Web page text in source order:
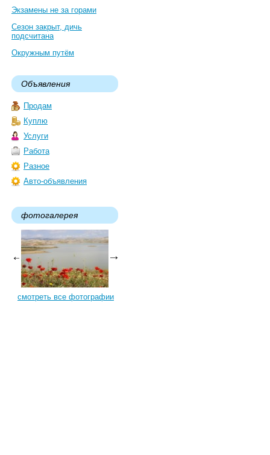
Экзамены не за горами
Сезон закрыт, дичь
подсчитана
Окружным путём
Объявления
Продам
Куплю
Услуги
Работа
Разное
Авто-объявления
фотогалерея
смотреть все фотографии